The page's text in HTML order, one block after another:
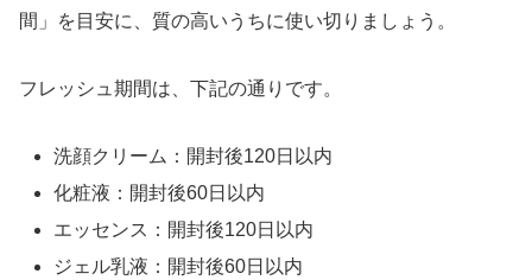
間」を目安に、質の高いうちに使い切りましょう。
フレッシュ期間は、下記の通りです。
洗顔クリーム：開封後120日以内
化粧液：開封後60日以内
エッセンス：開封後120日以内
ジェル乳液：開封後60日以内